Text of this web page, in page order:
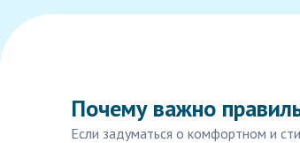
Почему важно
Если задуматься о комфортном и